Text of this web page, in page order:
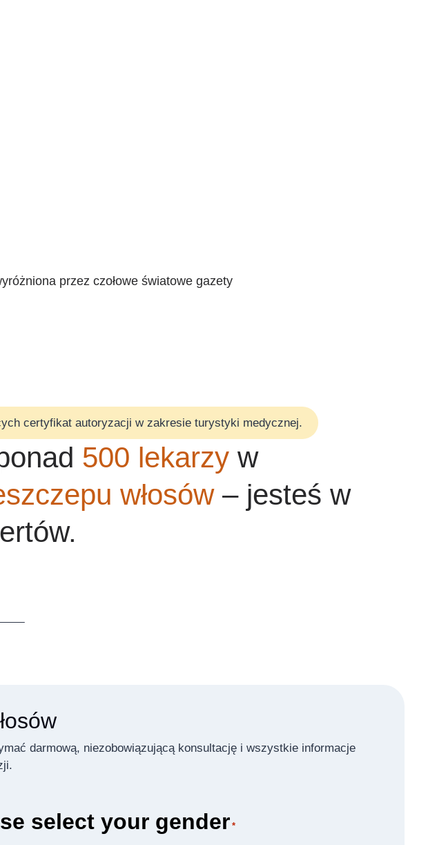
przez czołowe światowe gazety
certyfikat autoryzacji w zakresie turystyki medycznej.
500 lekarzyw
włosów– jesteś w
darmową, niezobowiązującą konsultację i wszystkie informacje
select your gender *